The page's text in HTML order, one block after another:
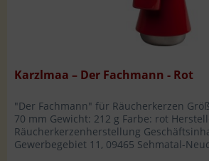
Karzlmaa – Der Fachmann - Rot
"Der Fachmann" für Räucherkerzen
70 mm Gewicht: 212 g Farbe: rot
Räucherkerzenherstellung
Gewerbegebiet 11, 09465 Sehmatal-